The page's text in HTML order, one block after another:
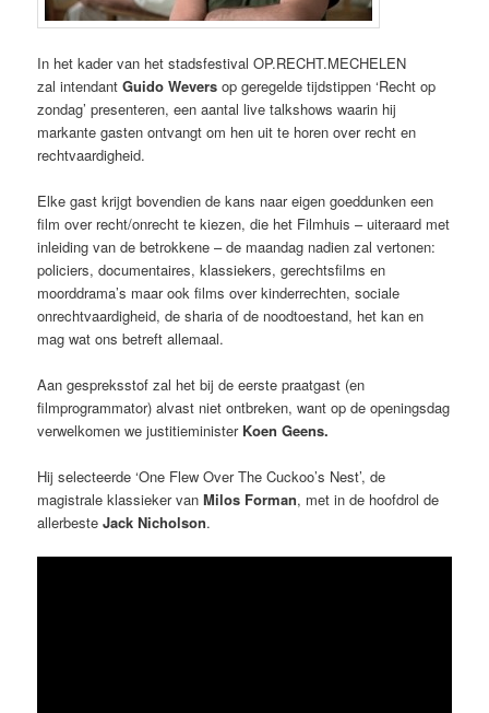
In het kader van het stadsfestival OP.RECHT.MECHELEN
zal intendantGuido Wevers op geregelde tijdstippen ‘Recht op
zondag’ presenteren, een aantal live talkshows waarin hij
markante gasten ontvangt om hen uit te horen over recht en
rechtvaardigheid.
Elke gast krijgt bovendien de kans naar eigen goeddunken een
film over recht/onrecht te kiezen, die het Filmhuis – uiteraard met
inleiding van de betrokkene – de maandag nadien zal vertonen:
policiers, documentaires, klassiekers, gerechtsfilms en
moorddrama’s maar ook films over kinderrechten, sociale
onrechtvaardigheid, de sharia of de noodtoestand, het kan en
mag wat ons betreft allemaal.
Aan gespreksstof zal het bij de eerste praatgast (en
filmprogrammator) alvast niet ontbreken, want op de openingsdag
verwelkomen we justitieminister Koen Geens.
Hij selecteerde ‘One Flew Over The Cuckoo’s Nest’, de
magistrale klassieker vanMilos Forman, met in de hoofdrol de
allerbesteJack Nicholson.